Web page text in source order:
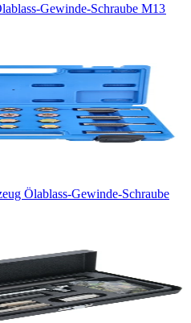
Gewinde-Schraube M13
Ölablass-Gewinde-Schraube